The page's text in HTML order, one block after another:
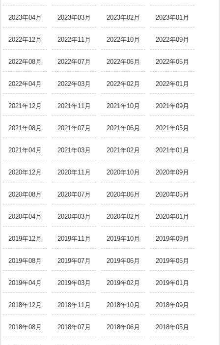
2023年04月 2023年03月 2023年02月 2023年01月
2022年12月 2022年11月 2022年10月 2022年09月
2022年08月 2022年07月 2022年06月 2022年05月
2022年04月 2022年03月 2022年02月 2022年01月
2021年12月 2021年11月 2021年10月 2021年09月
2021年08月 2021年07月 2021年06月 2021年05月
2021年04月 2021年03月 2021年02月 2021年01月
2020年12月 2020年11月 2020年10月 2020年09月
2020年08月 2020年07月 2020年06月 2020年05月
2020年04月 2020年03月 2020年02月 2020年01月
2019年12月 2019年11月 2019年10月 2019年09月
2019年08月 2019年07月 2019年06月 2019年05月
2019年04月 2019年03月 2019年02月 2019年01月
2018年12月 2018年11月 2018年10月 2018年09月
2018年08月 2018年07月 2018年06月 2018年05月